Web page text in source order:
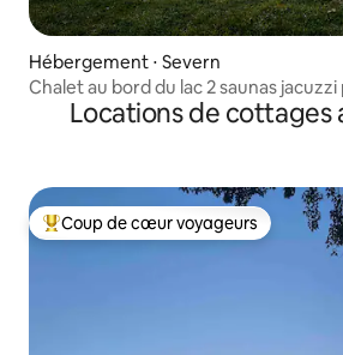
Hébergement ⋅ Severn
Chalet au bord du lac 2 saunas
Locations de cottages
Coups de cœur voyageurs les plus
Coup de cœur voyageurs